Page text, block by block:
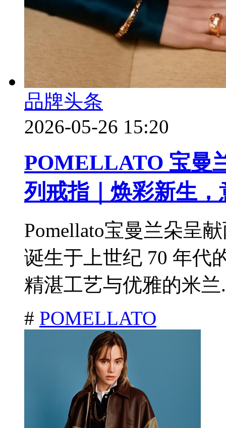
品牌头条
2026-05-26 15:20
POMELLATO 宝曼
列戒指｜焕彩新生，
Pomellato宝曼兰朵呈
诞生于上世纪 70 年代
精湛工艺与优雅的米兰
# POMELLATO